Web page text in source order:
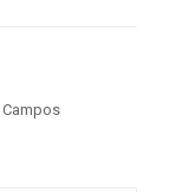
Campos